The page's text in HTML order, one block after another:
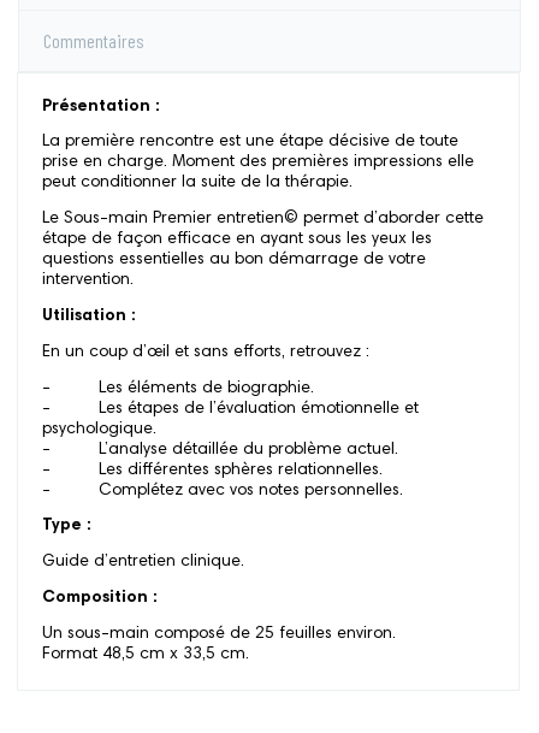
Commentaires
Présentation :
La première rencontre est une étape décisive de toute
prise en charge. Moment des premières impressions elle
peut conditionner la suite de la thérapie.
Le Sous-main Premier entretien© permet d’aborder cette
étape de façon efficace en ayant sous les yeux les
questions essentielles au bon démarrage de votre
intervention.
Utilisation :
En un coup d’œil et sans efforts, retrouvez :
- Les éléments de biographie.
- Les étapes de l’évaluation émotionnelle et
psychologique.
- L’analyse détaillée du problème actuel.
- Les différentes sphères relationnelles.
- Complétez avec vos notes personnelles.
Type :
Guide d’entretien clinique.
Composition :
Un sous-main composé de 25 feuilles environ.
Format 48,5 cm x 33,5 cm.